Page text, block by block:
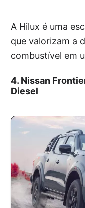
A Hilux é uma
que valorizam a
combustível em
4. Nissan
Diesel